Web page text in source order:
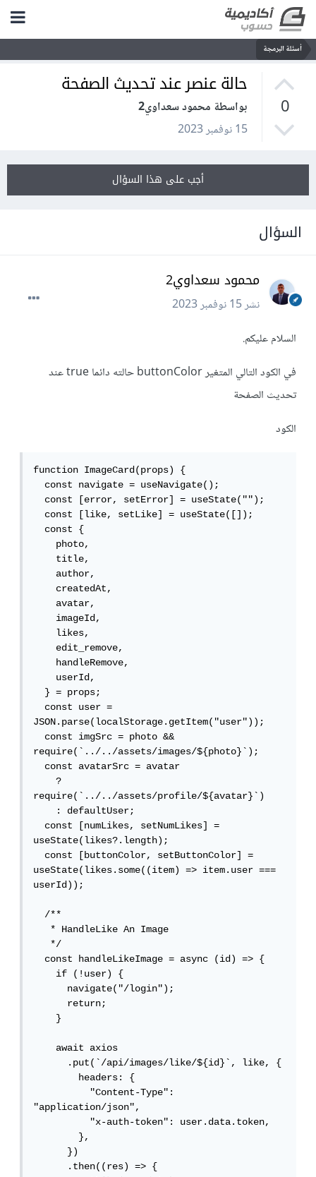
أسئلة البرمجة
0
حالة عنصر عند تحديث الصفحة
بواسطة محمود سعداوي2
15 نوفمبر 2023
أجب على هذا السؤال
السؤال
محمود سعداوي2
نشر15 نوفمبر 2023
السلام عليكم.
في الكود التالي المتغير buttonColor حالته دائما true عند
تحديث الصفحة
الكود
function ImageCard(props) {
  const navigate = useNavigate();
  const [error, setError] = useState("");
  const [like, setLike] = useState([]);
  const {
    photo,
    title,
    author,
    createdAt,
    avatar,
    imageId,
    likes,
    edit_remove,
    handleRemove,
    userId,
  } = props;
  const user =
JSON.parse(localStorage.getItem("user"));
  const imgSrc = photo &&
require(`../../assets/images/${photo}`);
  const avatarSrc = avatar
    ?
require(`../../assets/profile/${avatar}`)
    : defaultUser;
  const [numLikes, setNumLikes] =
useState(likes?.length);
  const [buttonColor, setButtonColor] =
useState(likes.some((item) => item.user ===
userId));
  /**
   * HandleLike An Image
   */
  const handleLikeImage = async (id) => {
    if (!user) {
      navigate("/login");
      return;
    }
    await axios
      .put(`/api/images/like/${id}`, like, {
        headers: {
          "Content-Type":
"application/json",
          "x-auth-token": user.data.token,
        },
      })
      .then((res) => {